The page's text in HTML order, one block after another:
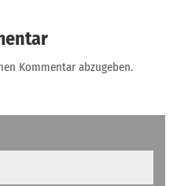
Kommentar abzugeben.